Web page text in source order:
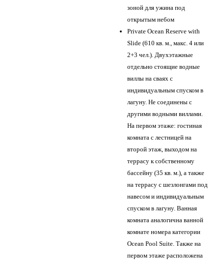
зоной для ужина под
открытым небом
Private Ocean Reserve with
Slide (610 кв. м., макс. 4 или
2+3 чел.). Двухэтажные
отдельно стоящие водные
виллы на сваях с
индивидуальным спуском в
лагуну. Не соединены с
другими водными виллами.
На первом этаже: гостиная
комната с лестницей на
второй этаж, выходом на
террасу к собственному
бассейну (35 кв. м.), а также
на террасу с шезлонгами под
навесом и индивидуальным
спуском в лагуну. Ванная
комната аналогична ванной
комнате номера категории
Ocean Pool Suite. Также на
первом этаже расположена